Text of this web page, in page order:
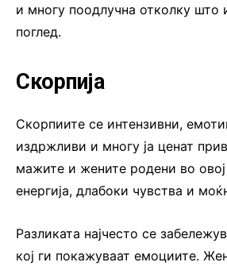
и многу поодлучна отколку што
поглед.
Скорпија
Скорпиите се интензивни,
издржливи и многу ја ценат
мажите и жените родени во овој
енергија, длабоки чувства и
Разликата најчесто се
кој ги покажуваат емоциите.